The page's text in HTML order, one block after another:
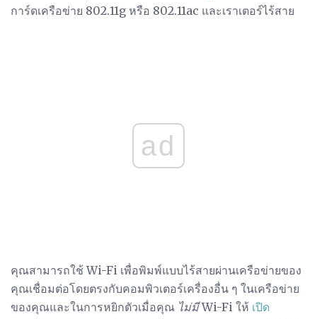
การ์ดเครือข่าย 802.11g หรือ 802.11ac และเราเตอร์ไร้สาย
ad
คุณสามารถใช้ Wi-Fi เพื่อพิมพ์แบบไร้สายผ่านเครือข่ายของ
คุณเชื่อมต่อโดยตรงกับคอมพิวเตอร์เครื่องอื่น ๆ ในเครือข่าย
ของคุณและในการหยิกตัวเมื่อคุณ ไม่มีWi-Fi ให้ เปิด